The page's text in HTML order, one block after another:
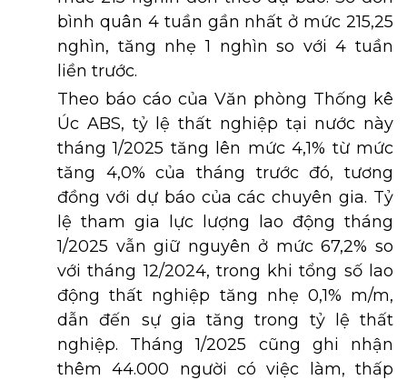
bình quân 4 tuần gần nhất ở mức 215,25
nghìn, tăng nhẹ 1 nghìn so với 4 tuần
liền trước.
Theo báo cáo của Văn phòng Thống kê
Úc ABS, tỷ lệ thất nghiệp tại nước này
tháng 1/2025 tăng lên mức 4,1% từ mức
tăng 4,0% của tháng trước đó, tương
đồng với dự báo của các chuyên gia. Tỷ
lệ tham gia lực lượng lao động tháng
1/2025 vẫn giữ nguyên ở mức 67,2% so
với tháng 12/2024, trong khi tổng số lao
động thất nghiệp tăng nhẹ 0,1% m/m,
dẫn đến sự gia tăng trong tỷ lệ thất
nghiệp. Tháng 1/2025 cũng ghi nhận
thêm 44.000 người có việc làm, thấp